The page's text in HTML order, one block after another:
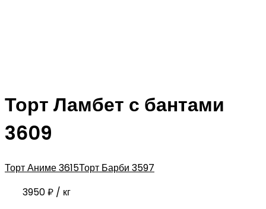
Торт Ламбет с бантами
3609
Торт Аниме 3615Торт Барби 3597
3950₽ / кг